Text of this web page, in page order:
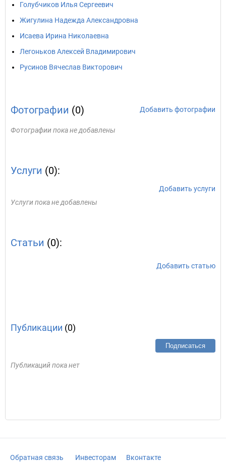
Голубчиков Илья Сергеевич
Жигулина Надежда Александровна
Исаева Ирина Николаевна
Легоньков Алексей Владимирович
Русинов Вячеслав Викторович
Фотографии (0) Добавить фотографии
Фотографии пока не добавлены
Услуги (0):
Добавить услуги
Услуги пока не добавлены
Статьи (0):
Добавить статью
Публикации (0)
Подписаться
Публикаций пока нет
Обратная связь Инвесторам Вконтакте